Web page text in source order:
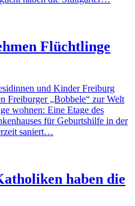
Flüchtlinge
und Kinder Freiburg
Freiburger „Bobbele“ zur Welt
wohnen: Eine Etage des
für Geburtshilfe in der
saniert…
haben die